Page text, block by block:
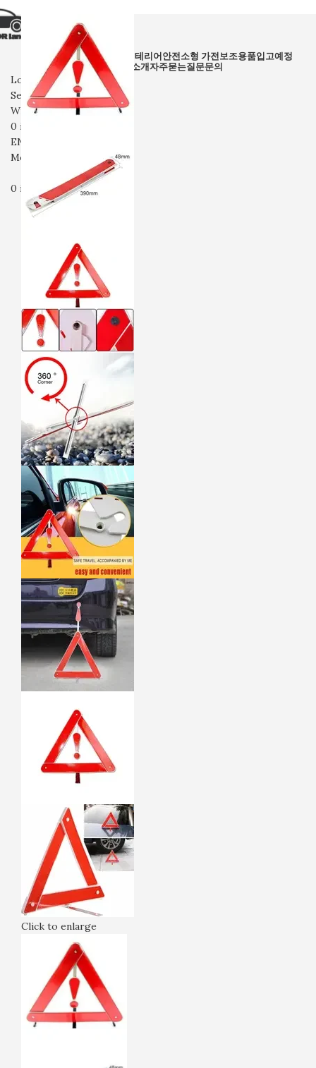
전체상품 거치대 인테리어안전소형 가전보조용품입고예정
회사소개자주묻는질문문의
Login / Register
Search
Wishlist
0 items
ENG
Menu
0 items ₩0
Click to enlarge